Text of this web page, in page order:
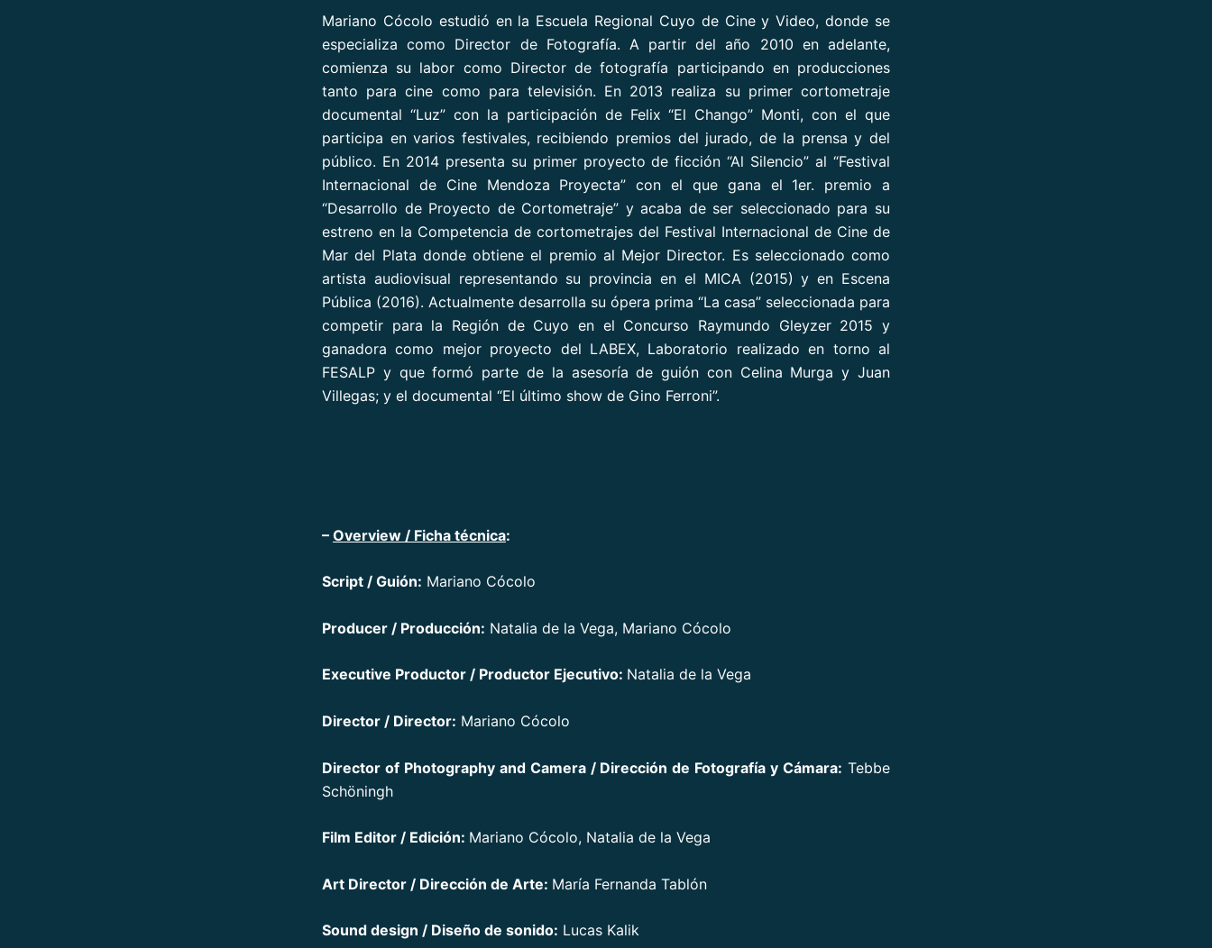
Mariano Cócolo estudió en la Escuela Regional Cuyo de Cine y Video, donde se
especializa como Director de Fotografía. A partir del año 2010 en adelante,
comienza su labor como Director de fotografía participando en producciones
tanto para cine como para televisión. En 2013 realiza su primer cortometraje
documental “Luz” con la participación de Felix “El Chango” Monti, con el que
participa en varios festivales, recibiendo premios del jurado, de la prensa y del
público. En 2014 presenta su primer proyecto de ficción “Al Silencio” al “Festival
Internacional de Cine Mendoza Proyecta” con el que gana el 1er. premio a
“Desarrollo de Proyecto de Cortometraje” y acaba de ser seleccionado para su
estreno en la Competencia de cortometrajes del Festival Internacional de Cine de
Mar del Plata donde obtiene el premio al Mejor Director. Es seleccionado como
artista audiovisual representando su provincia en el MICA (2015) y en Escena
Pública (2016). Actualmente desarrolla su ópera prima “La casa” seleccionada para
competir para la Región de Cuyo en el Concurso Raymundo Gleyzer 2015 y
ganadora como mejor proyecto del LABEX, Laboratorio realizado en torno al
FESALP y que formó parte de la asesoría de guión con Celina Murga y Juan
Villegas; y el documental “El último show de Gino Ferroni”.
– Overview / Ficha técnica:
Script / Guión: Mariano Cócolo
Producer / Producción: Natalia de la Vega, Mariano Cócolo
Executive Productor / Productor Ejecutivo: Natalia de la Vega
Director / Director: Mariano Cócolo
Director of Photography and Camera / Dirección de Fotografía y Cámara: Tebbe
Schöningh
Film Editor / Edición: Mariano Cócolo, Natalia de la Vega
Art Director / Dirección de Arte: María Fernanda Tablón
Sound design / Diseño de sonido: Lucas Kalik